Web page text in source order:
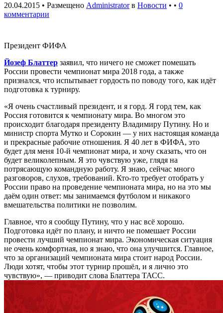
20.04.2015 • Размещено Administratorв Новости • • 0
комментарии
Президент ФИФА
Йозеф Блаттер заявил, что ничего не сможет помешать
России провести чемпионат мира 2018 года, а также
признался, что испытывает гордость по поводу того, как идёт
подготовка к турниру.
«Я очень счастливый президент, и я горд. Я горд тем, как
Россия готовится к чемпионату мира. Во многом это
происходит благодаря президенту Владимиру Путину. Но и
министр спорта Мутко и Сорокин — у них настоящая команда
и прекрасные рабочие отношения. Я 40 лет в ФИФА, это
будет для меня 10-й чемпионат мира, и хочу сказать, что он
будет великолепным. Я это чувствую уже, глядя на
потрясающую командную работу. Я знаю, сейчас много
разговоров, слухов, требований. Кто-то требует отобрать у
России право на проведение чемпионата мира, но на это мы
даём один ответ: мы занимаемся футболом и никакого
вмешательства политики не позволим.
Главное, что я сообщу Путину, что у нас всё хорошо.
Подготовка идёт по плану, и ничто не помешает России
провести лучший чемпионат мира. Экономическая ситуация
не очень комфортная, но я знаю, что она улучшится. Главное,
что за организаций чемпионата мира стоит народ России.
Люди хотят, чтобы этот турнир прошёл, и я лично это
чувствую», — приводит слова Блаттера ТАСС.